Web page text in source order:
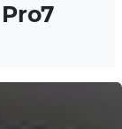
Pro7